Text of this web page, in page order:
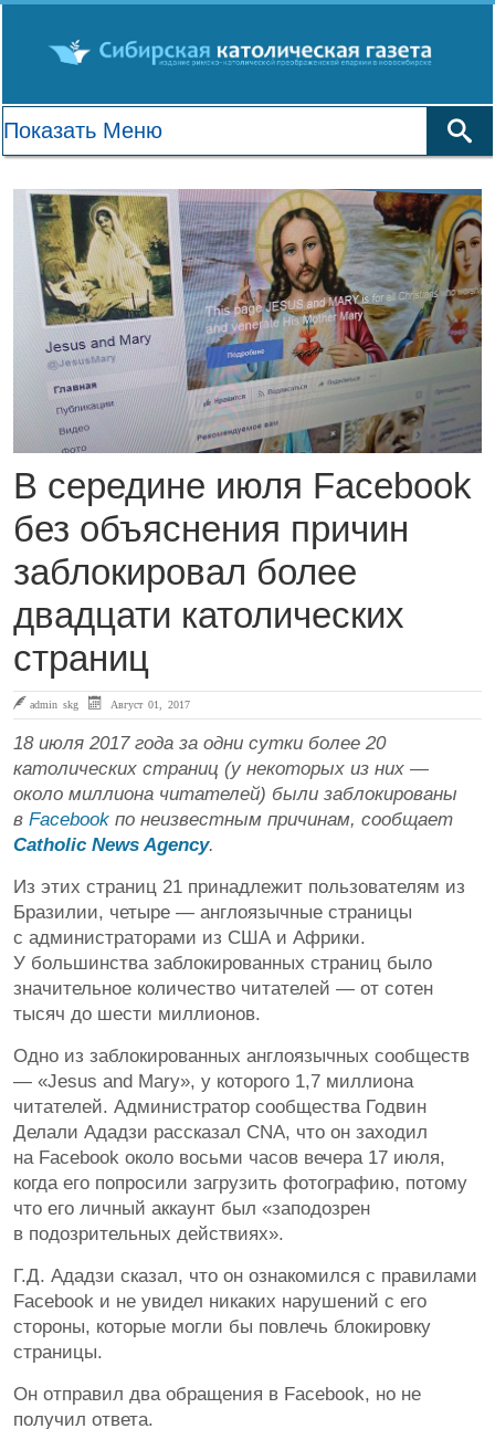
В середине июля Facebook
без объяснения причин
заблокировал более
двадцати католических
страниц
admin skg Август 01, 2017
18 июля 2017 года за одни сутки более 20
католических страниц (у некоторых из них —
около миллиона читателей) были заблокированы
в Facebook по неизвестным причинам, сообщает
Catholiс News Agency.
Из этих страниц 21 принадлежит пользователям из
Бразилии, четыре — англоязычные страницы
с администраторами из США и Африки.
У большинства заблокированных страниц было
значительное количество читателей — от сотен
тысяч до шести миллионов.
Одно из заблокированных англоязычных сообществ
— «Jesus and Mary», у которого 1,7 миллиона
читателей. Администратор сообщества Годвин
Делали Ададзи рассказал CNA, что он заходил
на Facebook около восьми часов вечера 17 июля,
когда его попросили загрузить фотографию, потому
что его личный аккаунт был «заподозрен
в подозрительных действиях».
Г.Д. Ададзи сказал, что он ознакомился с правилами
Facebook и не увидел никаких нарушений с его
стороны, которые могли бы повлечь блокировку
страницы.
Он отправил два обращения в Facebook, но не
получил ответа.